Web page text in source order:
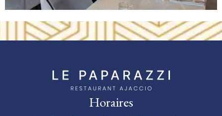
Horaires